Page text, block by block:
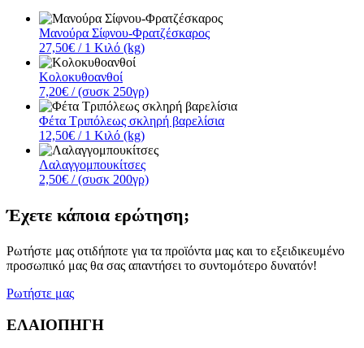
Μανούρα Σίφνου-Φρατζέσκαρος
27,50€ / 1 Κιλό (kg)
Κολοκυθοανθοί
7,20€ / (συσκ 250γρ)
Φέτα Τριπόλεως σκληρή βαρελίσια
12,50€ / 1 Κιλό (kg)
Λαλαγγομπουκίτσες
2,50€ / (συσκ 200γρ)
Έχετε κάποια ερώτηση;
Ρωτήστε μας οτιδήποτε για τα προϊόντα μας και το εξειδικευμένο
προσωπικό μας θα σας απαντήσει το συντομότερο δυνατόν!
Ρωτήστε μας
ΕΛΑΙΟΠΗΓΗ